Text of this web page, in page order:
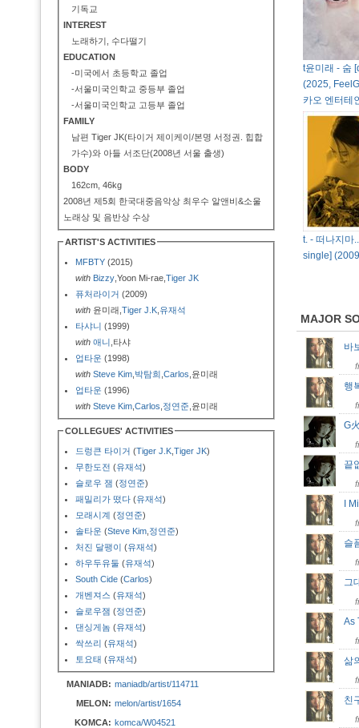
기독교
INTEREST
노래하기, 수다떨기
EDUCATION
-미국에서 초등학교 졸업
-서울미국인학교 중등부 졸업
-서울미국인학교 고등부 졸업
FAMILY
남편 Tiger JK(타이거 제이케이/본명 서정권. 힙합
가수)와 아들 서조단(2008년 서울 출생)
BODY
162cm, 46kg
2008년 제5회 한국대중음악상 최우수 알앤비&소울
노래상 및 음반상 수상
ARTIST'S ACTIVITIES
MFBTY (2015)
with Bizzy ,Yoon Mi-rae, Tiger JK
퓨처라이거 (2009)
with 윤미래, Tiger J.K 유재석
타샤니 (1999)
with 애니 ,타샤
업타운 (1998)
with Steve Kim 박탐희 Carlos ,윤미래
업타운 (1996)
with Steve Kim Carlos 정연준 ,윤미래
COLLEGUES' ACTIVITIES
드렁큰 타이거 (Tiger J.K Tiger JK)
무한도전 (유재석)
슬로우 잼 (정연준)
패밀리가 떴다 (유재석)
모래시계 (정연준)
솔타운 (Steve Kim 정연준)
처진 달팽이 (유재석)
하우두유둘 (유재석)
South Cide (Carlos)
개벤져스 (유재석)
슬로우잼 (정연준)
댄싱게놈 (유재석)
싹쓰리 (유재석)
토요태 (유재석)
MANIADB: maniadb/artist/114711
MELON: melon/artist/1654
KOMCA: komca/W04521
t윤미래 - 숨
(2025,
카오 엔터테
t. - 떠나지마
single]
MAJOR
행
G
끝
I
슬
그
As
삶
친